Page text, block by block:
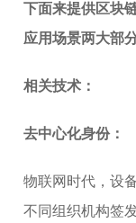
下面来提供区块
应用场景两大部
相关技术：
去中心化身份：
物联网时代，设
不同组织机构签